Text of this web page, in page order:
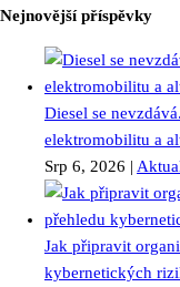
Nejnovější příspěvky
Diesel se
elektromobilitu a
Srp 6, 2026 |
Jak připravit
kybernetických